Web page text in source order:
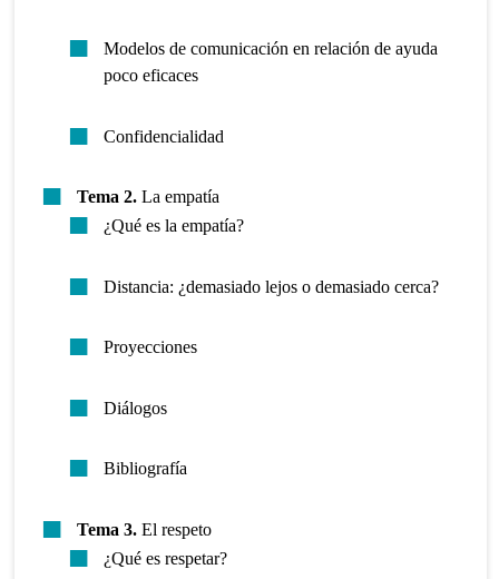
Modelos de comunicación en relación de ayuda
poco eficaces
Confidencialidad
Tema 2. La empatía
¿Qué es la empatía?
Distancia: ¿demasiado lejos o demasiado cerca?
Proyecciones
Diálogos
Bibliografía
Tema 3. El respeto
¿Qué es respetar?